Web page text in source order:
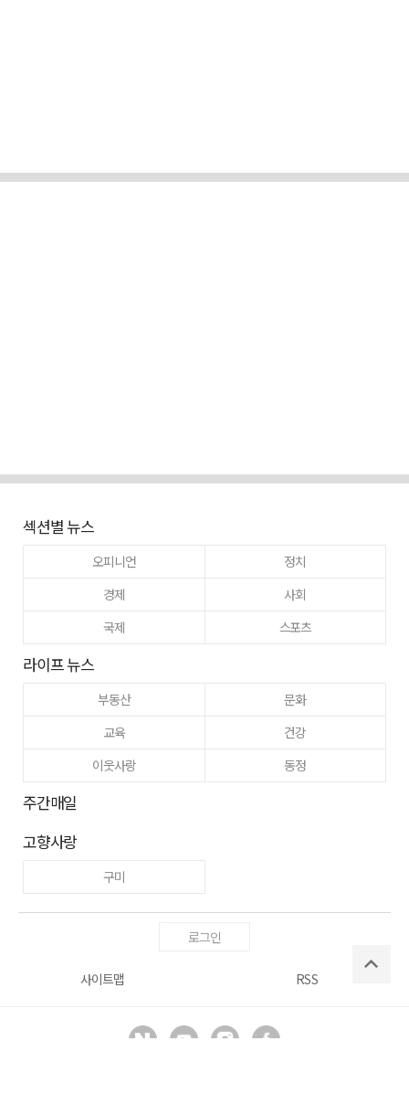
섹션별 뉴스
오피니언
정치
경제
사회
국제
스포츠
라이프 뉴스
부동산
문화
교육
건강
이웃사랑
동정
주간매일
고향사랑
구미
로그인
사이트맵 RSS